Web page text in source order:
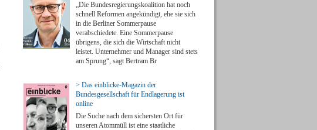
„Die Bundesregierungskoalition hat noch
schnell Reformen angekündigt, ehe sie sich
in die Berliner Sommerpause
verabschiedete. Eine Sommerpause
übrigens, die sich die Wirtschaft nicht
leistet. Unternehmer und Manager sind stets
am Sprung“, sagt Bertram Br
> Das einblicke-Magazin der
Bundesgesellschaft für Endlagerung ist
online
Die Suche nach dem sichersten Ort für
unseren Atommüll ist eine staatliche